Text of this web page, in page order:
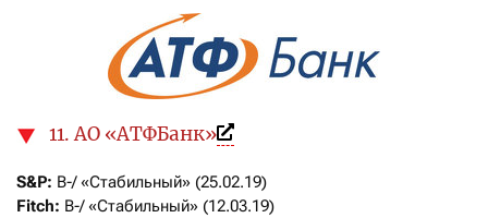
11. АО «АТФБанк»
S&P:
Fitch: